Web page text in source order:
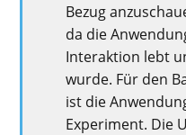
Bezug
da die
Interaktion lebt
wurde. Für den
ist die
Experiment. Die